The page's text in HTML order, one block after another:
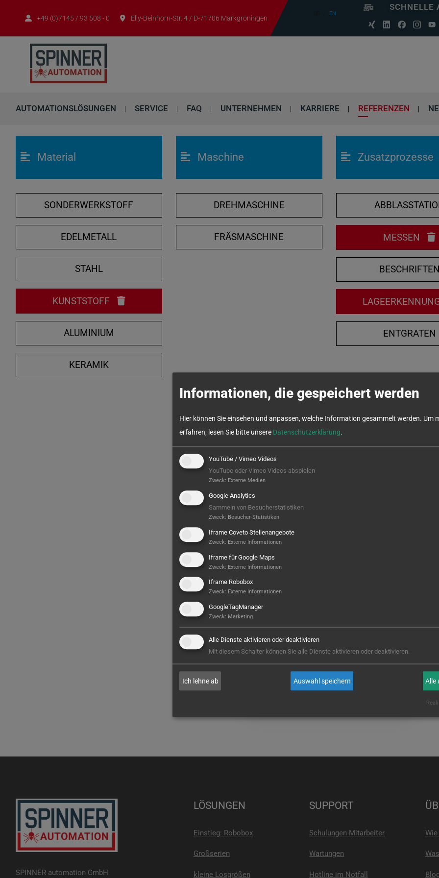
+49 (0)7145 / 93 508 - 0 Elly-Beinhorn-Str. 4 / D-71706 Markgröningen
EN
SCHNELLE
AUTOMATIONSLÖSUNGEN SERVICE FAQ UNTERNEHMEN KARRIERE REFERENZEN
Material
SONDERWERKSTOFF
EDELMETALL
STAHL
KUNSTSTOFF
ALUMINIUM
KERAMIK
Maschine
DREHMASCHINE
FRÄSMASCHINE
Zusatzprozesse
MESSEN
BESCHRIFTEN
ENTGRATEN
Hier ist noch was frei...
hinterlegt – aber wer weiß, vielleicht
steht hier bald Ihres? Wir sind bereit,
E-MAIL
SPINNER automation GmbH
LÖSUNGEN
Einstieg: Robobox
Großserien
kleine Losgrößen
SUPPORT
Schulungen Mitarbeiter
Wartungen
Hotline im Notfall
Informationen, die gespeichert werden
Hier können Sie einsehen und anpassen, welche Information gesammelt werden. Um
erfahren, lesen Sie bitte unsere Datenschutzerklärung.
YouTube / Vimeo Videos
YouTube oder Vimeo Videos abspielen
Zweck: Externe Medien
Google Analytics
Sammeln von Besucherstatistiken
Zweck: Besucher-Statistiken
Iframe Coveto Stellenangebote
Zweck: Externe Informationen
Iframe für Google Maps
Zweck: Externe Informationen
Iframe Robobox
Zweck: Externe Informationen
GoogleTagManager
Zweck: Marketing
Alle Dienste aktivieren oder deaktivieren
Mit diesem Schalter können Sie alle Dienste aktivieren oder deaktivieren.
Ich lehne ab Auswahl speichern Alle